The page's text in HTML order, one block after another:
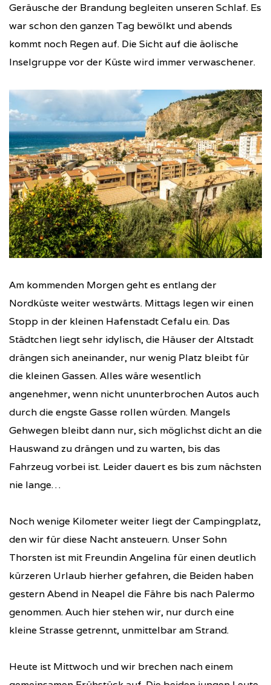
Geräusche der Brandung begleiten unseren Schlaf. Es
war schon den ganzen Tag bewölkt und abends
kommt noch Regen auf. Die Sicht auf die äolische
Inselgruppe vor der Küste wird immer verwaschener.
Am kommenden Morgen geht es entlang der
Nordküste weiter westwärts. Mittags legen wir einen
Stopp in der kleinen Hafenstadt Cefalu ein. Das
Städtchen liegt sehr idylisch, die Häuser der Altstadt
drängen sich aneinander, nur wenig Platz bleibt für
die kleinen Gassen. Alles wäre wesentlich
angenehmer, wenn nicht ununterbrochen Autos auch
durch die engste Gasse rollen würden. Mangels
Gehwegen bleibt dann nur, sich möglichst dicht an die
Hauswand zu drängen und zu warten, bis das
Fahrzeug vorbei ist. Leider dauert es bis zum nächsten
nie lange…
Noch wenige Kilometer weiter liegt der Campingplatz,
den wir für diese Nacht ansteuern. Unser Sohn
Thorsten ist mit Freundin Angelina für einen deutlich
kürzeren Urlaub hierher gefahren, die Beiden haben
gestern Abend in Neapel die Fähre bis nach Palermo
genommen. Auch hier stehen wir, nur durch eine
kleine Strasse getrennt, unmittelbar am Strand.
Heute ist Mittwoch und wir brechen nach einem